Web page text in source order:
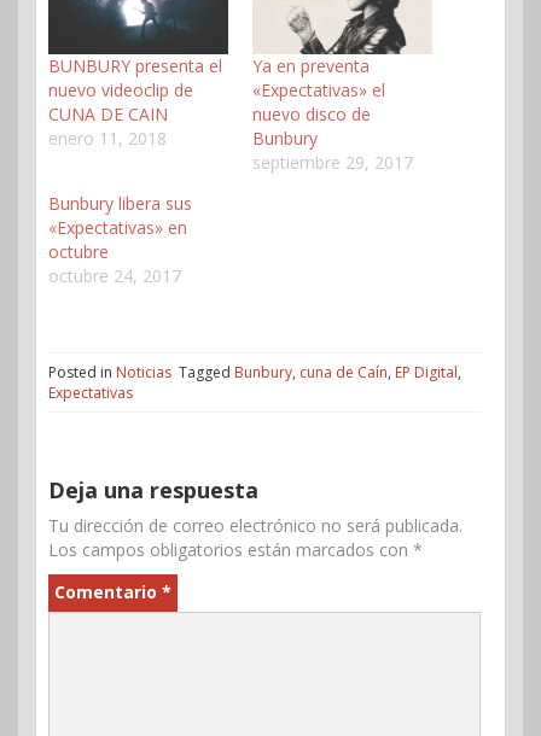
BUNBURY presenta el
nuevo videoclip de
CUNA DE CAIN
enero 11, 2018
Ya en preventa
«Expectativas» el
nuevo disco de
Bunbury
septiembre 29, 2017
Bunbury libera sus
«Expectativas» en
octubre
octubre 24, 2017
Posted in Noticias Tagged Bunbury, cuna de Caín, EP Digital,
Expectativas
Deja una respuesta
Tu dirección de correo electrónico no será publicada.
Los campos obligatorios están marcados con *
Comentario *